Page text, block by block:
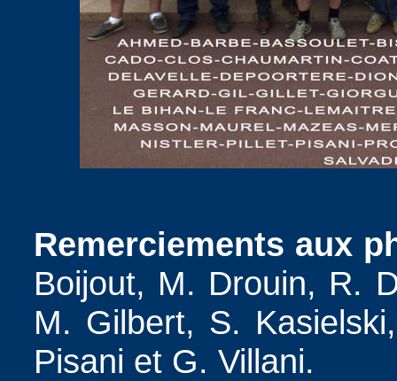
Remerciements aux
Boijout, M. Drouin, R.
M. Gilbert, S.
Pisani et G. Villani.